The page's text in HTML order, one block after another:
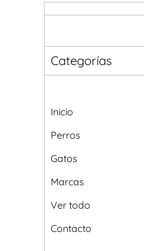
Categorías
Inicio
Perros
Gatos
Marcas
Ver todo
Contacto